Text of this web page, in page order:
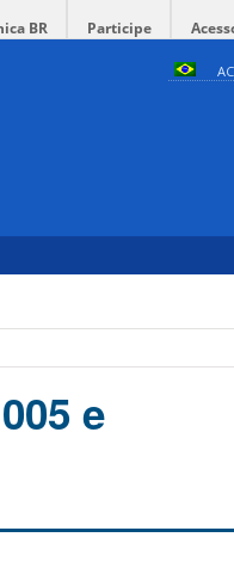
BR Participe
e